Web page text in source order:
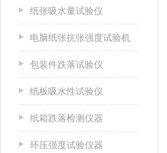
纸张吸水量试验仪
电脑纸张抗张强度试验机
包装件跌落试验仪
纸板吸水性试验仪
纸箱跌落检测仪器
环压强度试验仪器